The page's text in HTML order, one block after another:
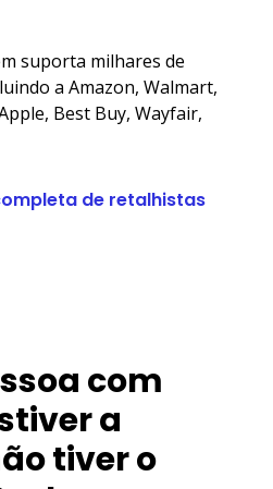
suporta milhares de
a Amazon, Walmart,
Best Buy, Wayfair,
de retalhistas
com
a
tiver o